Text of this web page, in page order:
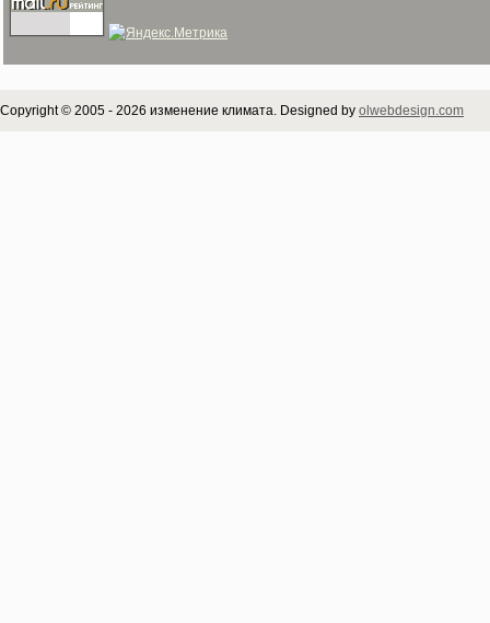
Copyright © 2005 - 2026 изменение климата. Designed by olwebdesign.com